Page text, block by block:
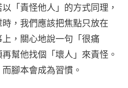
「責怪他人」的方式同理，
，我們應該把焦點只放在
上，關心地說一句「很痛
幫他找個「壞人」來責怪。
腳本會成為習慣。